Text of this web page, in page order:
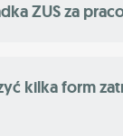
ZUS za
kilka form